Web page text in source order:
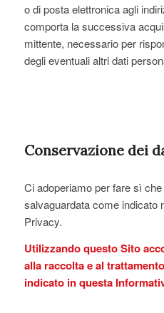
o di posta elettronica agli
comporta la successiva
mittente, necessario per
degli eventuali altri dati
Conservazione dei
Ci adoperiamo per fare sì
salvaguardata come indicato
Privacy.
Utilizzando questo Sito
alla raccolta e al
indicato in questa